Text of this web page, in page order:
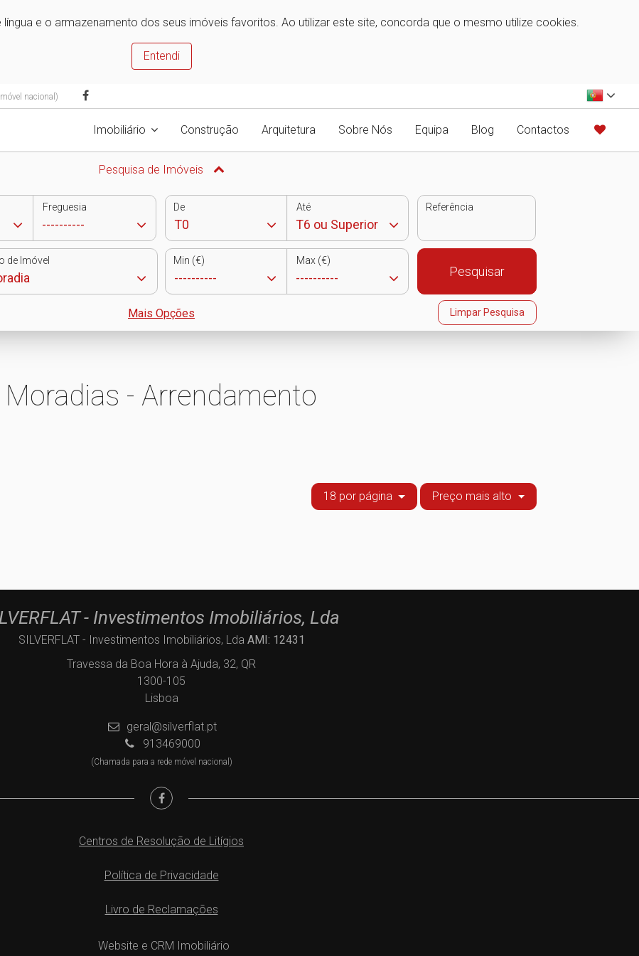
e o armazenamento dos seus imóveis favoritos. Ao utilizar este site, concorda que o mesmo utilize cookies.
Entendi
nacional)
Imobiliário Construção Arquitetura Sobre Nós Equipa Blog Contactos
Pesquisa de Imóveis
Freguesia De Até Referência
de Imóvel Min (€) Max (€)
Pesquisar
Mais Opções Limpar Pesquisa
Moradias - Arrendamento
18 por página Preço mais alto
- Investimentos Imobiliários, Lda
SILVERFLAT - Investimentos Imobiliários, Lda AMI: 12431
Travessa da Boa Hora à Ajuda, 32, QR
1300-105
Lisboa
geral@silverflat.pt
913469000
(Chamada para a rede móvel nacional)
Centros de Resolução de Litígios
Política de Privacidade
Livro de Reclamações
Website e CRM Imobiliário